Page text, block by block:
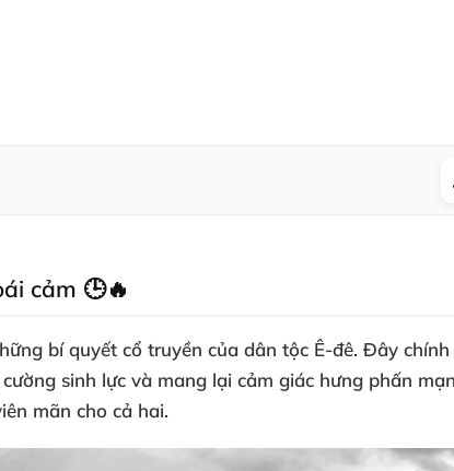
cảm 🕒🔥
bí quyết cổ truyền của dân tộc Ê-đê. Đây
sinh lực và mang lại cảm giác hưng phấn
mãn cho cả hai.